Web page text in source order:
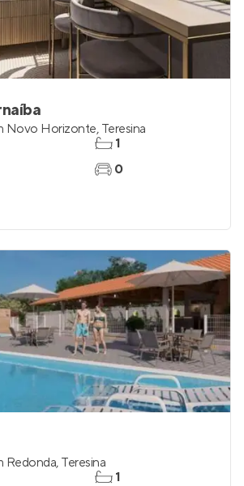
Novo Horizonte, Teresina
1
0
Redonda, Teresina
1